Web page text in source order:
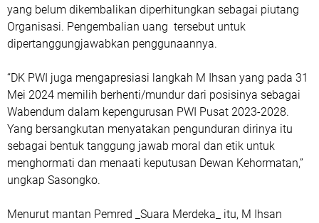
yang belum dikembalikan diperhitungkan sebagai piutang
Organisasi. Pengembalian uang tersebut untuk
dipertanggungjawabkan penggunaannya.
“DK PWI juga mengapresiasi langkah M Ihsan yang pada 31
Mei 2024 memilih berhenti/mundur dari posisinya sebagai
Wabendum dalam kepengurusan PWI Pusat 2023-2028.
Yang bersangkutan menyatakan pengunduran dirinya itu
sebagai bentuk tanggung jawab moral dan etik untuk
menghormati dan menaati keputusan Dewan Kehormatan,”
ungkap Sasongko.
Menurut mantan Pemred _Suara Merdeka_ itu, M Ihsan